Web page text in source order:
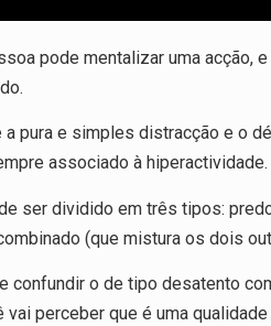
pode mentalizar uma
pura e simples distracção e o
associado à hiperactividade.
ser dividido em três tipos:
(que mistura os dois
confundir o de tipo desatento
perceber que é uma